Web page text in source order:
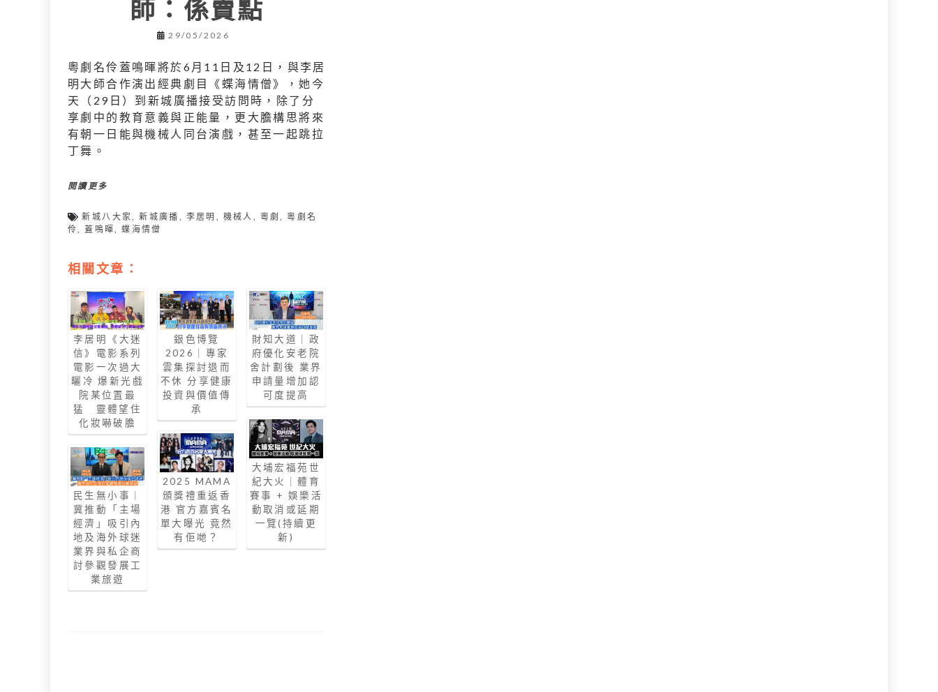
師：係賣點
29/05/2026
粵劇名伶蓋鳴暉將於6月11日及12日，與李居
明大師合作演出經典劇目《蝶海情僧》，她今
天（29日）到新城廣播接受訪問時，除了分
享劇中的教育意義與正能量，更大膽構思將來
有朝一日能與機械人同台演戲，甚至一起跳拉
丁舞。
閱讀更多
新城八大家,新城廣播 , 李居明 , 機械人 , 粵劇,粵劇名
伶,蓋鳴暉,蝶海情僧
相關文章：
李居明《大迷
信》電影系列
電影一次過大
曬冷 爆新光戲
院某位置最
猛 靈體望住
化妝嚇破膽
民生無小事｜
冀推動「主場
經濟」吸引內
地及海外球迷
業界與私企商
討參觀發展工
業旅遊
銀色博覽
2026｜專家
雲集探討退而
不休 分享健康
投資與價值傳
承
2025 MAMA
頒獎禮重返香
港 官方嘉賓名
單大曝光 竟然
有佢哋？
財知大道｜政
府優化安老院
舍計劃後 業界
申請量增加認
可度提高
大埔宏福苑世
紀大火｜體育
賽事 + 娛樂活
動取消或延期
一覽(持續更
新)